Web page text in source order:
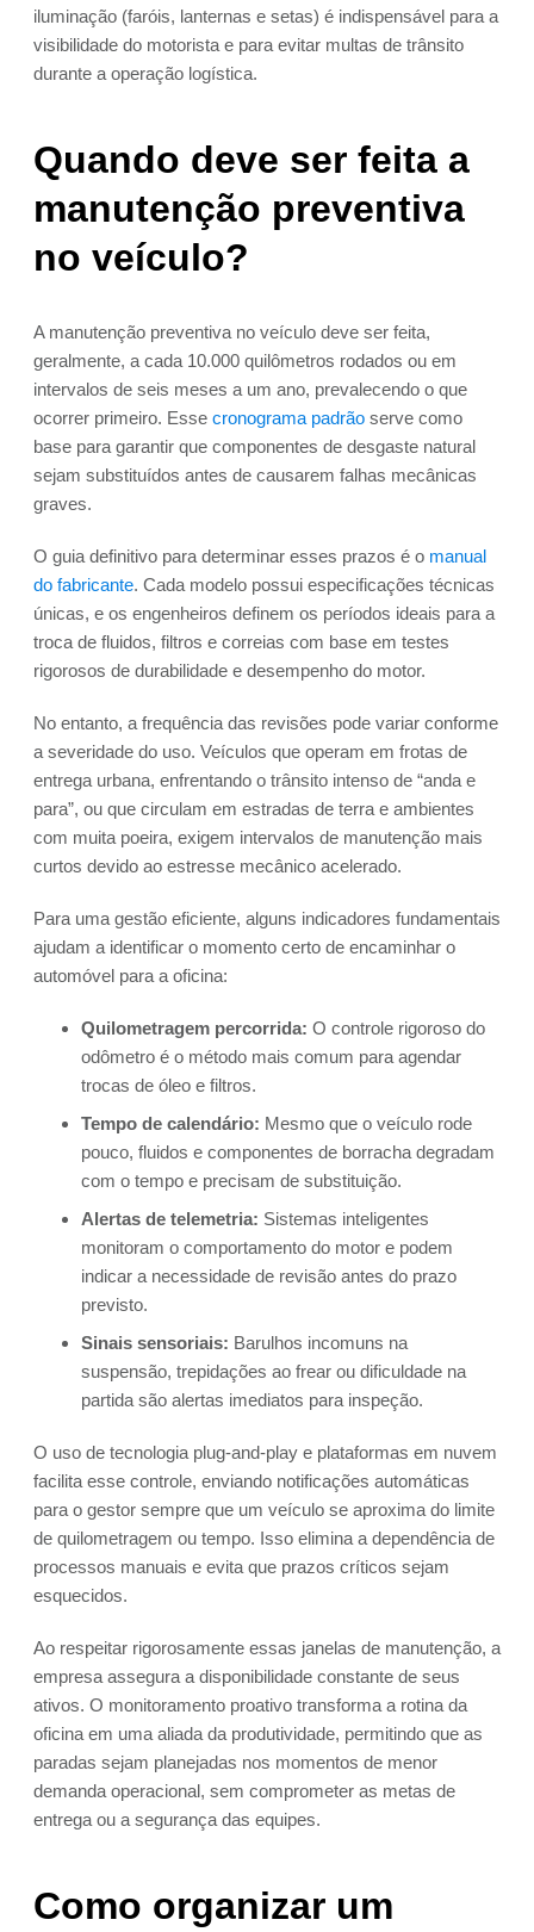
iluminação (faróis, lanternas e setas) é indispensável para a
visibilidade do motorista e para evitar multas de trânsito
durante a operação logística.
Quando deve ser feita a
manutenção preventiva
no veículo?
A manutenção preventiva no veículo deve ser feita,
geralmente, a cada 10.000 quilômetros rodados ou em
intervalos de seis meses a um ano, prevalecendo o que
ocorrer primeiro. Esse cronograma padrão serve como
base para garantir que componentes de desgaste natural
sejam substituídos antes de causarem falhas mecânicas
graves.
O guia definitivo para determinar esses prazos é o manual
do fabricante. Cada modelo possui especificações técnicas
únicas, e os engenheiros definem os períodos ideais para a
troca de fluidos, filtros e correias com base em testes
rigorosos de durabilidade e desempenho do motor.
No entanto, a frequência das revisões pode variar conforme
a severidade do uso. Veículos que operam em frotas de
entrega urbana, enfrentando o trânsito intenso de “anda e
para”, ou que circulam em estradas de terra e ambientes
com muita poeira, exigem intervalos de manutenção mais
curtos devido ao estresse mecânico acelerado.
Para uma gestão eficiente, alguns indicadores fundamentais
ajudam a identificar o momento certo de encaminhar o
automóvel para a oficina:
Quilometragem percorrida: O controle rigoroso do
odômetro é o método mais comum para agendar
trocas de óleo e filtros.
Tempo de calendário: Mesmo que o veículo rode
pouco, fluidos e componentes de borracha degradam
com o tempo e precisam de substituição.
Alertas de telemetria: Sistemas inteligentes
monitoram o comportamento do motor e podem
indicar a necessidade de revisão antes do prazo
previsto.
Sinais sensoriais: Barulhos incomuns na
suspensão, trepidações ao frear ou dificuldade na
partida são alertas imediatos para inspeção.
O uso de tecnologia plug-and-play e plataformas em nuvem
facilita esse controle, enviando notificações automáticas
para o gestor sempre que um veículo se aproxima do limite
de quilometragem ou tempo. Isso elimina a dependência de
processos manuais e evita que prazos críticos sejam
esquecidos.
Ao respeitar rigorosamente essas janelas de manutenção, a
empresa assegura a disponibilidade constante de seus
ativos. O monitoramento proativo transforma a rotina da
oficina em uma aliada da produtividade, permitindo que as
paradas sejam planejadas nos momentos de menor
demanda operacional, sem comprometer as metas de
entrega ou a segurança das equipes.
Como organizar um